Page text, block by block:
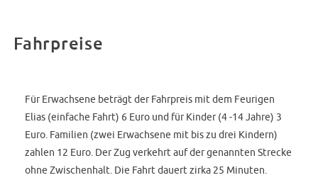
Fahrpreise
Für Erwachsene beträgt der Fahrpreis mit dem Feurigen
Elias (einfache Fahrt) 6 Euro und für Kinder (4 -14 Jahre) 3
Euro. Familien (zwei Erwachsene mit bis zu drei Kindern)
zahlen 12 Euro. Der Zug verkehrt auf der genannten Strecke
ohne Zwischenhalt. Die Fahrt dauert zirka 25 Minuten.